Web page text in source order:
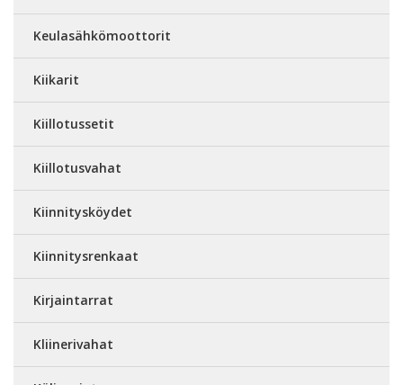
Keulasähkömoottorit
Kiikarit
Kiillotussetit
Kiillotusvahat
Kiinnitysköydet
Kiinnitysrenkaat
Kirjaintarrat
Kliinerivahat